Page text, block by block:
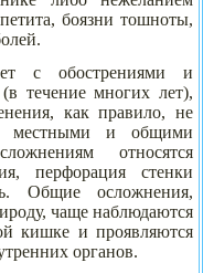
боязни тошноты,
с обострениями и
течение многих лет),
как правило, не
местными и общими
относятся
перфорация стенки
Общие осложнения,
чаще наблюдаются
кишке и проявляются
органов.